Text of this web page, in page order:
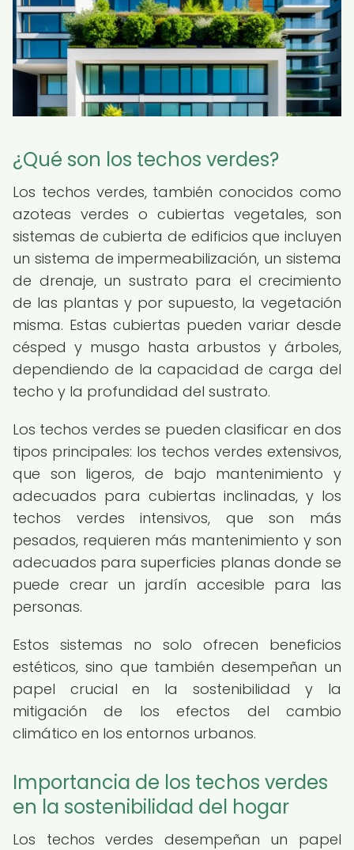
¿Qué son los techos verdes?
Los techos verdes, también conocidos como
azoteas verdes o cubiertas vegetales, son
sistemas de cubierta de edificios que incluyen
un sistema de impermeabilización, un sistema
de drenaje, un sustrato para el crecimiento
de las plantas y por supuesto, la vegetación
misma. Estas cubiertas pueden variar desde
césped y musgo hasta arbustos y árboles,
dependiendo de la capacidad de carga del
techo y la profundidad del sustrato.
Los techos verdes se pueden clasificar en dos
tipos principales: los techos verdes extensivos,
que son ligeros, de bajo mantenimiento y
adecuados para cubiertas inclinadas, y los
techos verdes intensivos, que son más
pesados, requieren más mantenimiento y son
adecuados para superficies planas donde se
puede crear un jardín accesible para las
personas.
Estos sistemas no solo ofrecen beneficios
estéticos, sino que también desempeñan un
papel crucial en la sostenibilidad y la
mitigación de los efectos del cambio
climático en los entornos urbanos.
Importancia de los techos verdes
en la sostenibilidad del hogar
Los techos verdes desempeñan un papel